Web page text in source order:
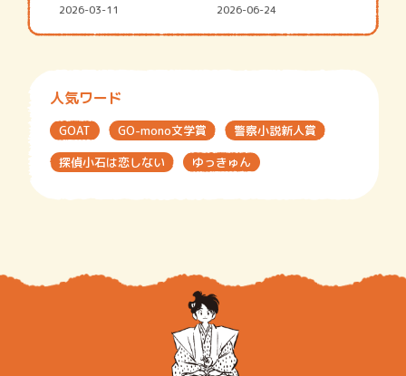
2026-03-11 2026-06-24
人気ワード
GOAT GO-mono文学賞
警察小説新人賞
探偵小石は恋しない
ゆっきゅん